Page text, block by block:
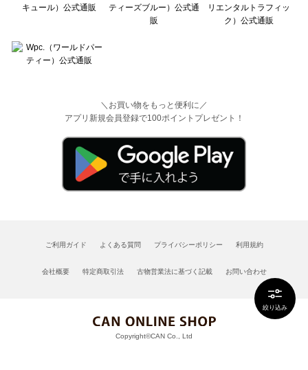
絞り込み
＼お買い物をもっと便利に／
アプリ新規会員登録で100ポイントプレゼント！
ご利用ガイド よくある質問 プライバシーポリシー 利用規約
会社概要 特定商取引法 古物営業法に基づく記載 お問い合わせ
Copyright©CAN Co., Ltd